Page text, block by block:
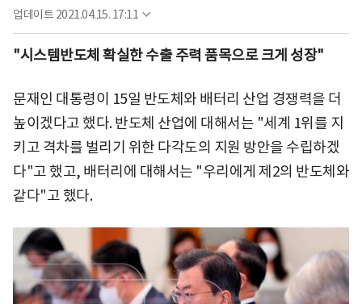
업데이트 2021.04.15. 17:11
"시스템반도체 확실한 수출 주력 품목으로 크게 성장"
문재인 대통령이 15일 반도체와 배터리 산업 경쟁력을 더
높이겠다고 했다. 반도체 산업에 대해서는 "세계 1위를 지
키고 격차를 벌리기 위한 다각도의 지원 방안을 수립하겠
다"고 했고, 배터리에 대해서는 "우리에게 제2의 반도체와
같다"고 했다.